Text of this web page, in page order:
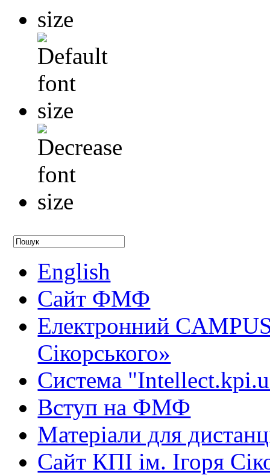
English
Сайт ФМФ
Електронний
Сікорського»
Система
Вступ на ФМФ
Матеріали для
Сайт КПІ ім. Ігоря